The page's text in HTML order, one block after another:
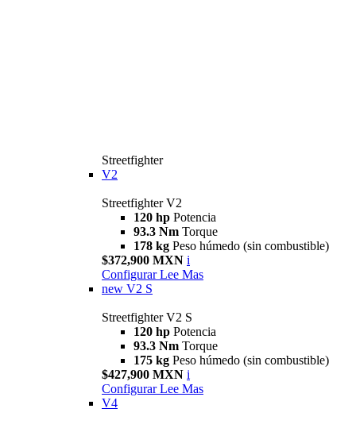
Streetfighter
V2
Streetfighter V2
120 hp Potencia
93.3 Nm Torque
178 kg Peso húmedo (sin combustible)
$372,900 MXN i
Configurar Lee Mas
new V2 S
Streetfighter V2 S
120 hp Potencia
93.3 Nm Torque
175 kg Peso húmedo (sin combustible)
$427,900 MXN i
Configurar Lee Mas
V4